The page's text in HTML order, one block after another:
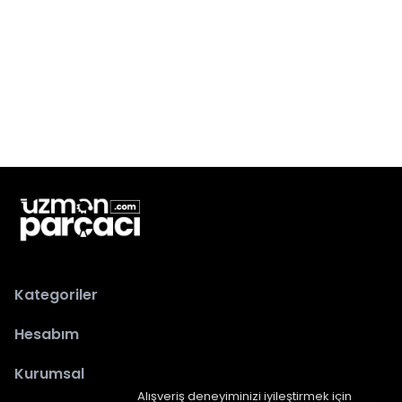
Alışveriş deneyiminizi iyileştirmek için
Kategoriler
Hesabım
Kurumsal